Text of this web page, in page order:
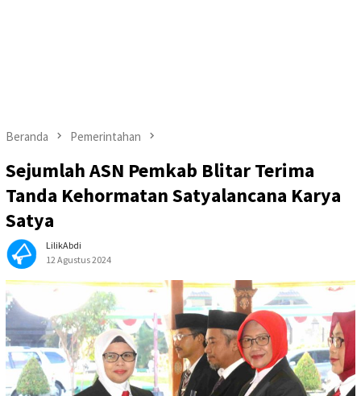
Beranda Pemerintahan
Sejumlah ASN Pemkab Blitar Terima
Tanda Kehormatan Satyalancana Karya
Satya
LilikAbdi
12 Agustus 2024